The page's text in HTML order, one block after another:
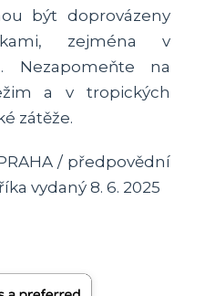
být doprovázeny
zejména v
Nezapomeňte na
a v tropických
zátěže.
/ předpovědní
vydaný 8. 6. 2025